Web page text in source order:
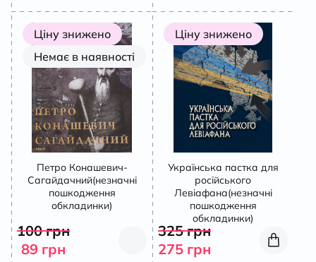
Ціну знижено
Немає в наявності
Петро Конашевич-
Сагайдачний(незначні
пошкодження
обкладинки)
100грн
89 грн
Ціну знижено
Українська пастка для
російського
Левіафана(незначні
пошкодження
обкладинки)
325грн
275 грн